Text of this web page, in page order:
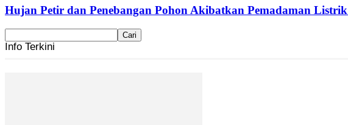
Hujan Petir dan Penebangan Pohon Akibatkan Pemadaman
Info Terkini